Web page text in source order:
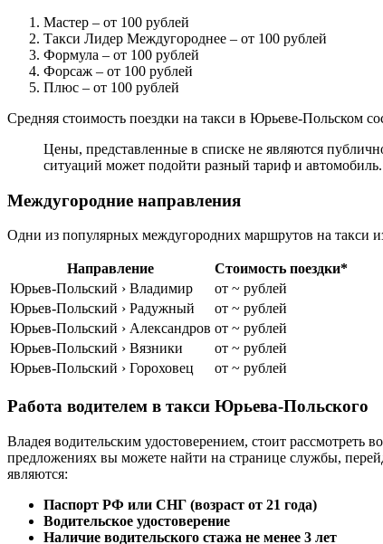
Мастер – от 100 рублей
Такси Лидер Междугороднее – от 100 рублей
Формула – от 100 рублей
Форсаж – от 100 рублей
Плюс – от 100 рублей
Средняя стоимость поездки на такси в Юрьеве-Польском
Цены, представленные в списке не являются
ситуаций может подойти разный тариф и автомобиль.
Междугородние направления
Одни из популярных междугородних маршрутов на такси
Направление
Стоимость поездки*
Юрьев-Польский › Владимир
от ~ рублей
Юрьев-Польский › Радужный
от ~ рублей
Юрьев-Польский › Александров от ~ рублей
Юрьев-Польский › Вязники
от ~ рублей
Юрьев-Польский › Гороховец
от ~ рублей
Работа водителем в такси Юрьева-Польского
Владея водительским удостоверением, стоит рассмотреть
предложениях вы можете найти на странице службы,
являются:
Паспорт РФ или СНГ (возраст от 21 года)
Водительское удостоверение
Наличие водительского стажа не менее 3 лет